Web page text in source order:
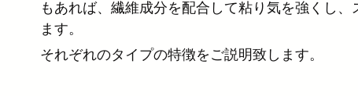
もあれば、繊維成分を配合して粘り気を強くし
ます。
それぞれのタイプの特徴をご説明致します。